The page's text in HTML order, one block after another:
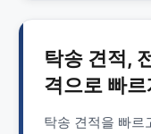
탁송 견적,
격으로 빠
탁송 견적을 빠르